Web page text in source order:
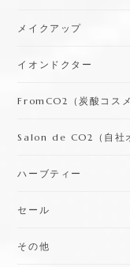
メイクアップ
イオンドクター
FromCO2（炭酸コスメ
Salon de CO2（自社
ハーブティー
セール
その他